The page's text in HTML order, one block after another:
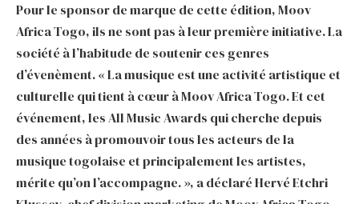
Pour le sponsor de marque de cette édition, Moov
Africa Togo, ils ne sont pas à leur première initiative. La
société à l’habitude de soutenir ces genres
d’évenèment. « La musique est une activité artistique et
culturelle qui tient à cœur à Moov Africa Togo. Et cet
événement, les All Music Awards qui cherche depuis
des années à promouvoir tous les acteurs de la
musique togolaise et principalement les artistes,
mérite qu’on l’accompagne. », a déclaré Hervé Etchri